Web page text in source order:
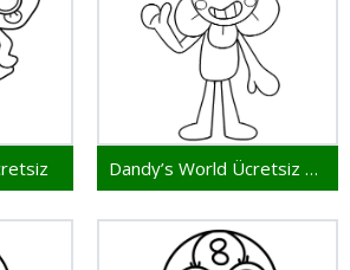
Dandy’s World Ücretsiz Görsel